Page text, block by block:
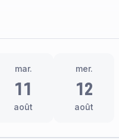
mar.
11
août
mer.
12
août